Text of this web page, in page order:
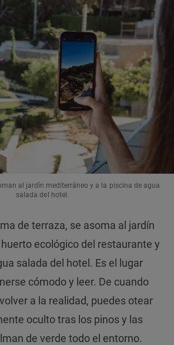
al jardín mediterráneo y a la piscina de agua
salada del hotel.
de terraza, se asoma al jardín
ecológico del restaurante y
salada del hotel. Es el lugar
cómodo y leer. De cuando
a la realidad, puedes otear
oculto tras los pinos y las
de verde todo el entorno.